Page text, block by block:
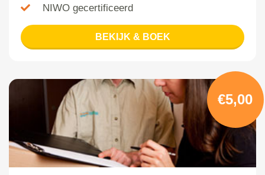
NIWO gecertificeerd
BEKIJK & BOEK
€5,00